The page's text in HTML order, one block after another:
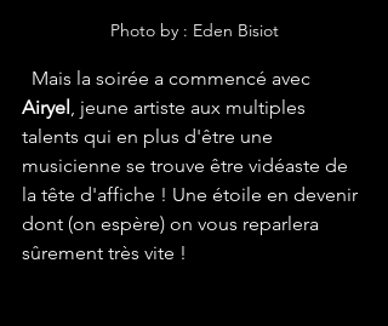
Photo by : Eden Bisiot
  Mais la soirée a commencé avec
Airyel, jeune artiste aux multiples
talents qui en plus d'être une
musicienne se trouve être vidéaste de
la tête d'affiche ! Une étoile en devenir
dont (on espère) on vous reparlera
sûrement très vite !